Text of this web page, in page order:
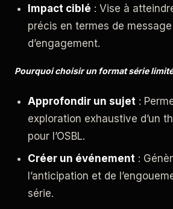
Impact ciblé : Vise à
précis en termes de
d’engagement.
Pourquoi choisir un format série
Approfondir un sujet :
exploration exhaustive d’un
pour l’OSBL.
Créer un événement :
l’anticipation et de
série.